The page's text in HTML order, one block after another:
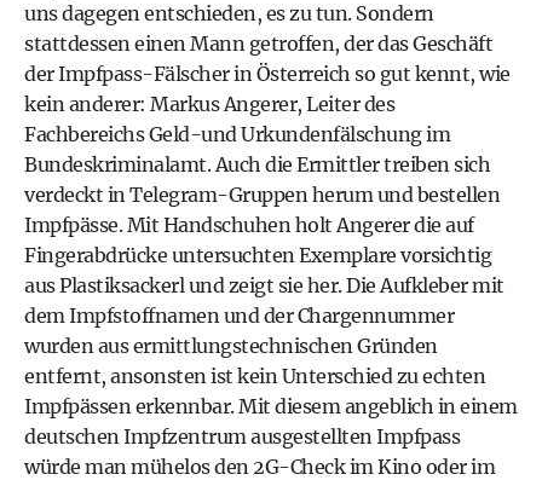
uns dagegen entschieden, es zu tun. Sondern
stattdessen einen Mann getroffen, der das Geschäft
der Impfpass-Fälscher in Österreich so gut kennt, wie
kein anderer: Markus Angerer, Leiter des
Fachbereichs Geld-und Urkundenfälschung im
Bundeskriminalamt. Auch die Ermittler treiben sich
verdeckt in Telegram-Gruppen herum und bestellen
Impfpässe. Mit Handschuhen holt Angerer die auf
Fingerabdrücke untersuchten Exemplare vorsichtig
aus Plastiksackerl und zeigt sie her. Die Aufkleber mit
dem Impfstoffnamen und der Chargennummer
wurden aus ermittlungstechnischen Gründen
entfernt, ansonsten ist kein Unterschied zu echten
Impfpässen erkennbar. Mit diesem angeblich in einem
deutschen Impfzentrum ausgestellten Impfpass
würde man mühelos den 2G-Check im Kino oder im